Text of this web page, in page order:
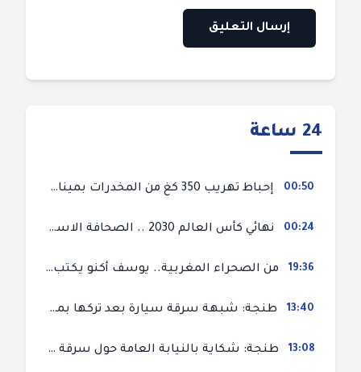
24 ساعة
00:50 إحباط تهريب 350 كغ من المخدرات بميناء طنجة المتوسط
00:24 نهائي كأس العالم 2030 .. الصحافة الاسبانية قلقة من حسم الملف لصالح المغرب و”تتهم رئيس الفيفا”
19:36 من الصحراء المغربية.. يوسف أكنو يكتب عن أزمة سبتة المحتلة ويؤكد ان الهجرة السرية ليست حلا وبناء الوطن هو الخيار الأفضل
13:40 طنجة: شبهة سرقة سيارة بعد تركها بمحل ميكانيك للإصلاح
13:08 طنجة: شكاية بالنيابة العامة حول سرقة سيارة تركها صاحبها بمحل ميكانيك للإصلاح